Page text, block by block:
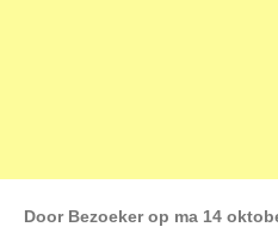
Door Bezoekerop ma 14